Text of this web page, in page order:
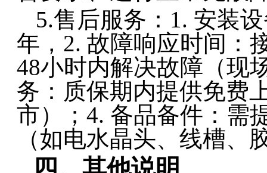
5.售后服务： 1. 安装
年，2. 故障响应时间：
48小时内解决故障（现
务：质保期内提供免费
市）；4. 备品备件：需
（如电水晶头、线槽、